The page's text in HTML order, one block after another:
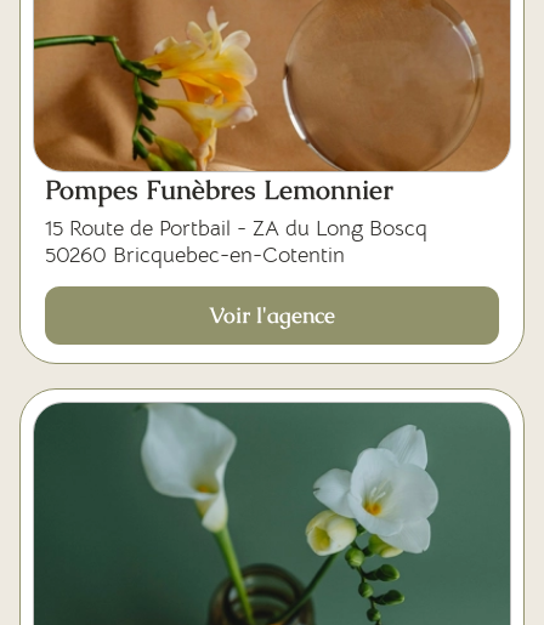
Pompes Funèbres Lemonnier
15 Route de Portbail - ZA du Long Boscq
50260 Bricquebec-en-Cotentin
Voir l'agence